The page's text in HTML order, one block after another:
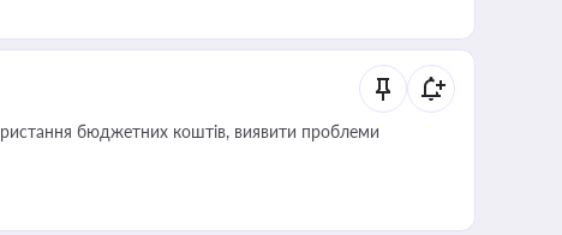
бюджетних коштів, виявити проблеми